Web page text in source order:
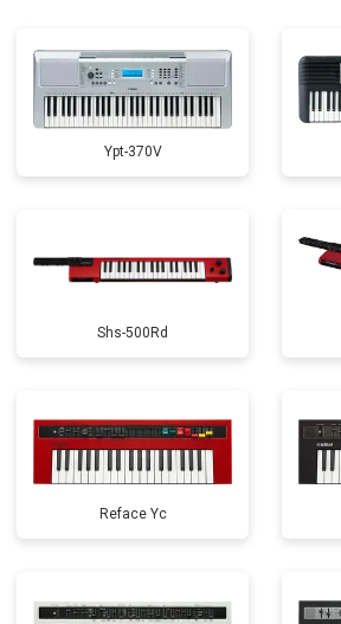
Ypt-370V
Shs-500Rd
Reface Yc